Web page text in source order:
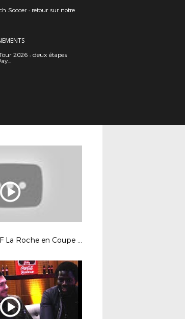
Soccer : retour sur notre
2026 : deux étapes
L'exploit de l'ESOF La Roche en Coupe de France